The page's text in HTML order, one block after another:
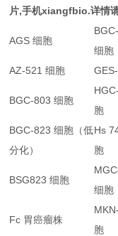
片,手机xiangfbio.详情
AGS 细胞
细胞
AZ-521 细胞
BGC-803 细胞
胞
BGC-823 细胞（低
分化）
Hs
胞
BSG823 细胞
细胞
Fc 胃癌瘤株
胞